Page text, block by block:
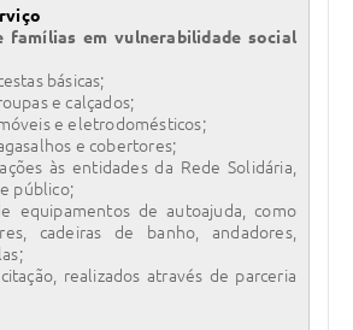
famílias em vulnerabilidade social
básicas;
e calçados;
e eletrodomésticos;
e cobertores;
às entidades da Rede Solidária,
público;
equipamentos de autoajuda, como
cadeiras de banho, andadores,
realizados através de parceria